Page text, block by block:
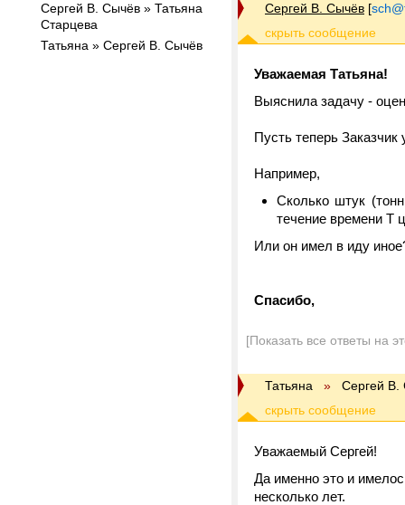
Сергей В. Сычёв » Татьяна
Старцева
Татьяна » Сергей В. Сычёв
Сергей В. Сычёв [
Уважаемая Татьяна!
Выяснила задачу -
Пусть теперь
Например,
Сколько штук
течение времени Т
Или он имел в иду
Спасибо,
[Показать все ответы на
Татьяна » Сергей В.
Уважаемый Сергей!
Да именно это и
несколько лет.